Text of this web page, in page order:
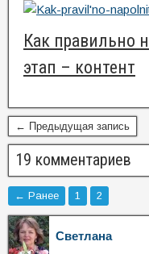
Как правильно
этап – контент
← Предыдущая запись
19 комментариев
← Ранее 1 2
Светлана